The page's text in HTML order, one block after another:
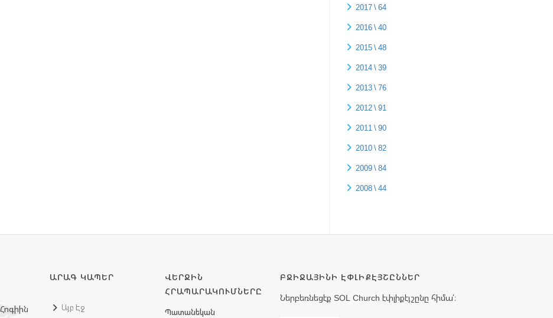
2017 \ 64
2016 \ 40
2015 \ 48
2014 \ 39
2013 \ 76
2012 \ 91
2011 \ 90
2010 \ 82
2009 \ 84
2008 \ 44
ԱՐԱԳ ԿԱՊԵՐ
Այբ Էջ
ՎԵՐՋԻՆ
ՀՐԱՊԱՐԱԿՈՒՄՆԵՐԸ
Պատանեկան
ԲՋԻՋԱՅԻՆԻ ԷՓԼԻՔԷՅՇԸՆՆԵՐ
Ներբեռնեցէք SOL Church էփլիքէյշընը հիմա՛։